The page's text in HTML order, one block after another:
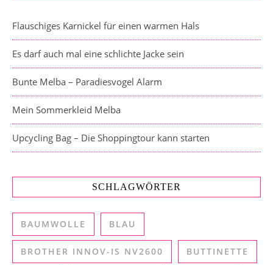
Flauschiges Karnickel für einen warmen Hals
Es darf auch mal eine schlichte Jacke sein
Bunte Melba – Paradiesvogel Alarm
Mein Sommerkleid Melba
Upcycling Bag – Die Shoppingtour kann starten
SCHLAGWÖRTER
BAUMWOLLE BLAU
BROTHER INNOV-IS NV2600 BUTTINETTE